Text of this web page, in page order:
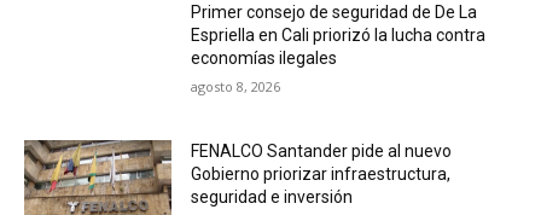
Primer consejo de seguridad de De La
Espriella en Cali priorizó la lucha contra
economías ilegales
agosto 8, 2026
FENALCO Santander pide al nuevo
Gobierno priorizar infraestructura,
seguridad e inversión